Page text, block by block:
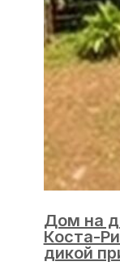
Дом на
Коста-
дикой